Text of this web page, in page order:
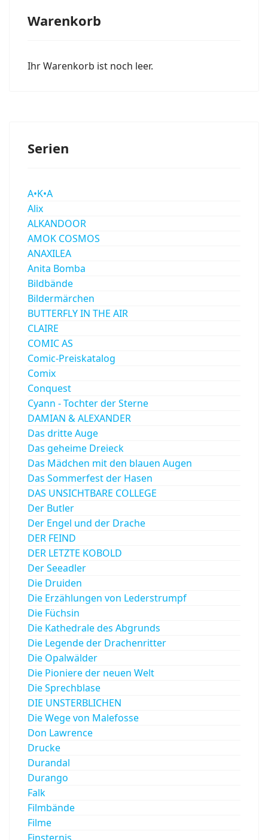
Warenkorb
Ihr Warenkorb ist noch leer.
Serien
A•K•A
Alix
ALKANDOOR
AMOK COSMOS
ANAXILEA
Anita Bomba
Bildbände
Bildermärchen
BUTTERFLY IN THE AIR
CLAIRE
COMIC AS
Comic-Preiskatalog
Comix
Conquest
Cyann - Tochter der Sterne
DAMIAN & ALEXANDER
Das dritte Auge
Das geheime Dreieck
Das Mädchen mit den blauen Augen
Das Sommerfest der Hasen
DAS UNSICHTBARE COLLEGE
Der Butler
Der Engel und der Drache
DER FEIND
DER LETZTE KOBOLD
Der Seeadler
Die Druiden
Die Erzählungen von Lederstrumpf
Die Füchsin
Die Kathedrale des Abgrunds
Die Legende der Drachenritter
Die Opalwälder
Die Pioniere der neuen Welt
Die Sprechblase
DIE UNSTERBLICHEN
Die Wege von Malefosse
Don Lawrence
Drucke
Durandal
Durango
Falk
Filmbände
Filme